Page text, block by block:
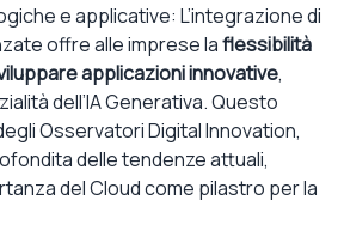
e applicative: L’integrazione di
offre alle imprese laflessibilità
applicazioni innovative,
dell’IA Generativa. Questo
Osservatori Digital Innovation,
delle tendenze attuali,
del Cloud come pilastro per la